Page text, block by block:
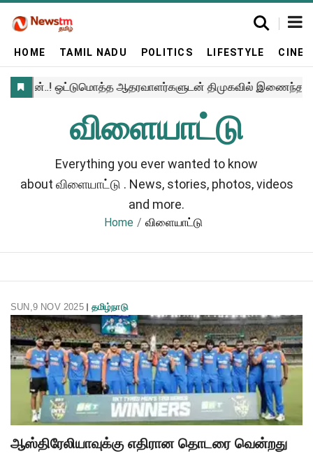
HOME TAMIL NADU POLITICS LIFESTYLE
விளையாட்டு
Everything you ever wanted to know
about விளையாட்டு . News, stories, photos, videos
and more.
Home விளையாட்டு
SUN,9 NOV 2025 தமிழ்நாடு
ஆஸ்திரேலியாவுக்கு எதிரான தொடரை வென்றது